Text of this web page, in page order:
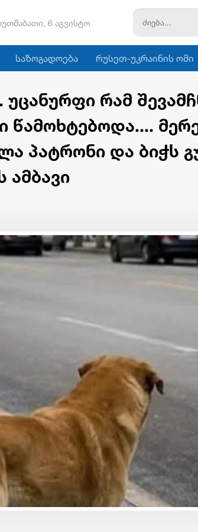
6 აგვისტო
საზოგადოება რუსეთ-უკრაინის ომი
რამ
წამოხტებოდა....
პატრონი და ბიჭს
ამბავი
ბიზნესი & ეკონომიკა
საქართველოს ბანკის ESG
და მდგრადობის
ხელმძღვანელმა, ანა
ოსაძემ Partnership 4SDGs
ფორუმზე მდგრადი
დაფინანსების
განვითარების
პერსპექტივებზე ისაუბრა